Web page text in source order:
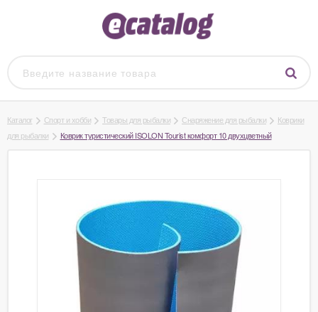
Каталог Спорт и хобби Товары для рыбалки Снаряжение для рыбалки
Коврики
для рыбалки
Коврик туристический ISOLON Tourist комфорт 10 двухцветный